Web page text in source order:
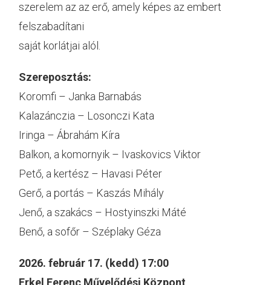
szerelem az az erő, amely képes az embert
felszabadítani
saját korlátjai alól.
Szereposztás:
Koromfi – Janka Barnabás
Kalazánczia – Losonczi Kata
Iringa – Ábrahám Kíra
Balkon, a komornyik – Ivaskovics Viktor
Pető, a kertész – Havasi Péter
Gerő, a portás – Kaszás Mihály
Jenő, a szakács – Hostyinszki Máté
Benő, a sofőr – Széplaky Géza
2026. február 17. (kedd) 17:00